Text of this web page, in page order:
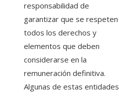
responsabilidad de
garantizar que se respeten
todos los derechos y
elementos que deben
considerarse en la
remuneración definitiva.
Algunas de estas entidades